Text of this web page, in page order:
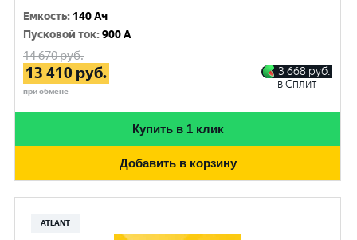
Емкость: 140 Ач
Пусковой ток:900 A
14 670руб.
13 410 руб.
при обмене
3 668 руб.
в Сплит
Купить в 1 клик
Добавить в корзину
ATLANT